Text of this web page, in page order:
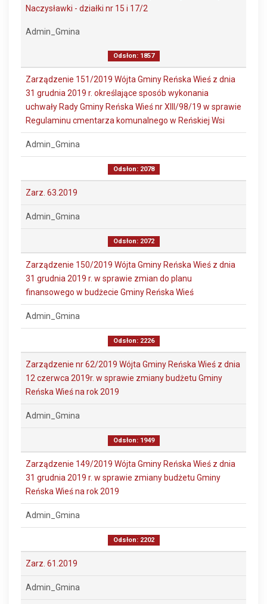
Naczysławki - działki nr 15 i 17/2
Admin_Gmina
Odsłon: 1857
Zarządzenie 151/2019 Wójta Gminy Reńska Wieś z dnia
31 grudnia 2019 r. określające sposób wykonania
uchwały Rady Gminy Reńska Wieś nr XIII/98/19 w sprawie
Regulaminu cmentarza komunalnego w Reńskiej Wsi
Admin_Gmina
Odsłon: 2078
Zarz. 63.2019
Admin_Gmina
Odsłon: 2072
Zarządzenie 150/2019 Wójta Gminy Reńska Wieś z dnia
31 grudnia 2019 r. w sprawie zmian do planu
finansowego w budżecie Gminy Reńska Wieś
Admin_Gmina
Odsłon: 2226
Zarządzenie nr 62/2019 Wójta Gminy Reńska Wieś z dnia
12 czerwca 2019r. w sprawie zmiany budżetu Gminy
Reńska Wieś na rok 2019
Admin_Gmina
Odsłon: 1949
Zarządzenie 149/2019 Wójta Gminy Reńska Wieś z dnia
31 grudnia 2019 r. w sprawie zmiany budżetu Gminy
Reńska Wieś na rok 2019
Admin_Gmina
Odsłon: 2202
Zarz. 61.2019
Admin_Gmina